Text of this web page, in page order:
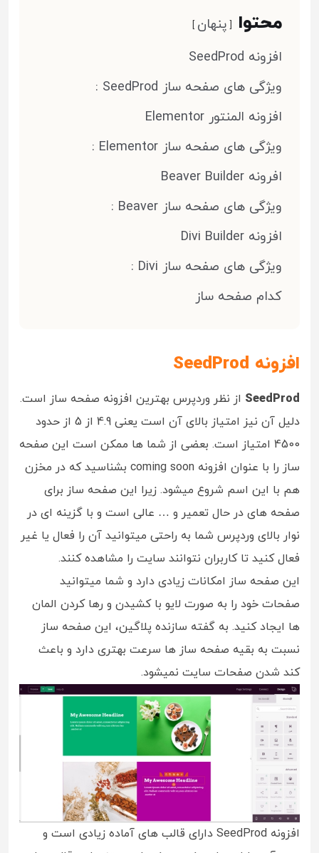
محتوا
پنهان
افزونه SeedProd
ویژگی های صفحه ساز SeedProd :
افزونه المنتور Elementor
ویژگی های صفحه ساز Elementor :
افرونه Beaver Builder
ویژگی های صفحه ساز Beaver :
افزونه Divi Builder
ویژگی های صفحه ساز Divi :
کدام صفحه ساز
افزونه SeedProd
SeedProd از نظر وردپرس بهترین افزونه صفحه ساز است.
دلیل آن نیز امتیاز بالای آن است یعنی 4.9 از 5 از حدود
4500 امتیاز است. بعضی از شما ها ممکن است این صفحه
ساز را با عنوان افزونه coming soon بشناسید که در مخزن
هم با این اسم شروع میشود. زیرا این صفحه ساز برای
صفحه های در حال تعمیر و … عالی است و با گزینه ای در
نوار بالای وردپرس شما به راحتی میتوانید آن را فعال یا غیر
فعال کنید تا کاربران نتوانند سایت را مشاهده کنند.
این صفحه ساز امکانات زیادی دارد و شما میتوانید
صفحات خود را به صورت لایو با کشیدن و رها کردن المان
ها ایجاد کنید. به گفته سازنده پلاگین، این صفحه ساز
نسبت به بقیه صفحه ساز ها سرعت بهتری دارد و باعث
کند شدن صفحات سایت نمیشود.
افزونه SeedProd دارای قالب های آماده زیادی است و